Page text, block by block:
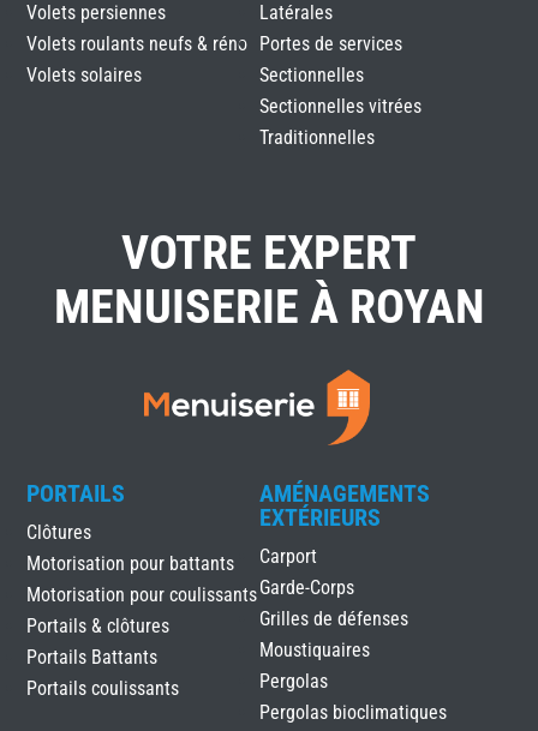
Volets persiennes
Volets roulants neufs & réno
Volets solaires
Latérales
Portes de services
Sectionnelles
Sectionnelles vitrées
Traditionnelles
VOTRE EXPERT
MENUISERIE À ROYAN
PORTAILS
Clôtures
Motorisation pour battants
Motorisation pour coulissants
Portails & clôtures
Portails Battants
Portails coulissants
AMÉNAGEMENTS
EXTÉRIEURS
Carport
Garde-Corps
Grilles de défenses
Moustiquaires
Pergolas
Pergolas bioclimatiques